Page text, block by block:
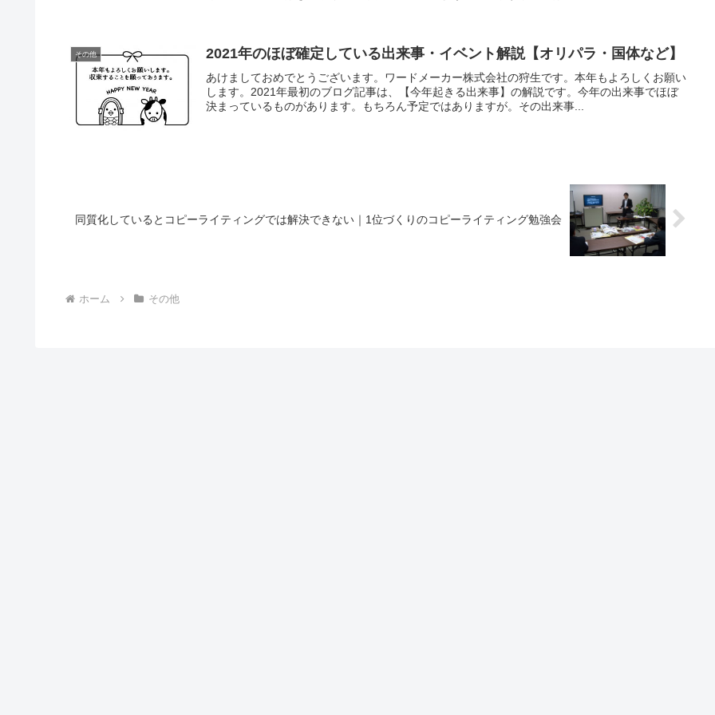
その他 2021年のほぼ確定している出来事・イベント解説【オリパラ・国体など】
あけましておめでとうございます。ワードメーカー株式会社の狩生です。本年もよろしくお願い
します。2021年最初のブログ記事は、【今年起きる出来事】の解説です。今年の出来事でほぼ
決まっているものがあります。もちろん予定ではありますが。その出来事...
同質化しているとコピーライティングでは解決できない｜1位づくりのコピーライティング勉強会
ホーム その他